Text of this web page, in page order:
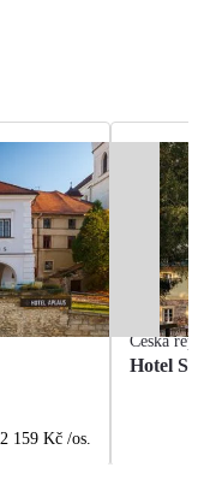
2 159 Kč /os.
Česká
Hotel